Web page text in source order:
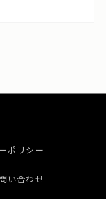
ポリシー
い合わせ